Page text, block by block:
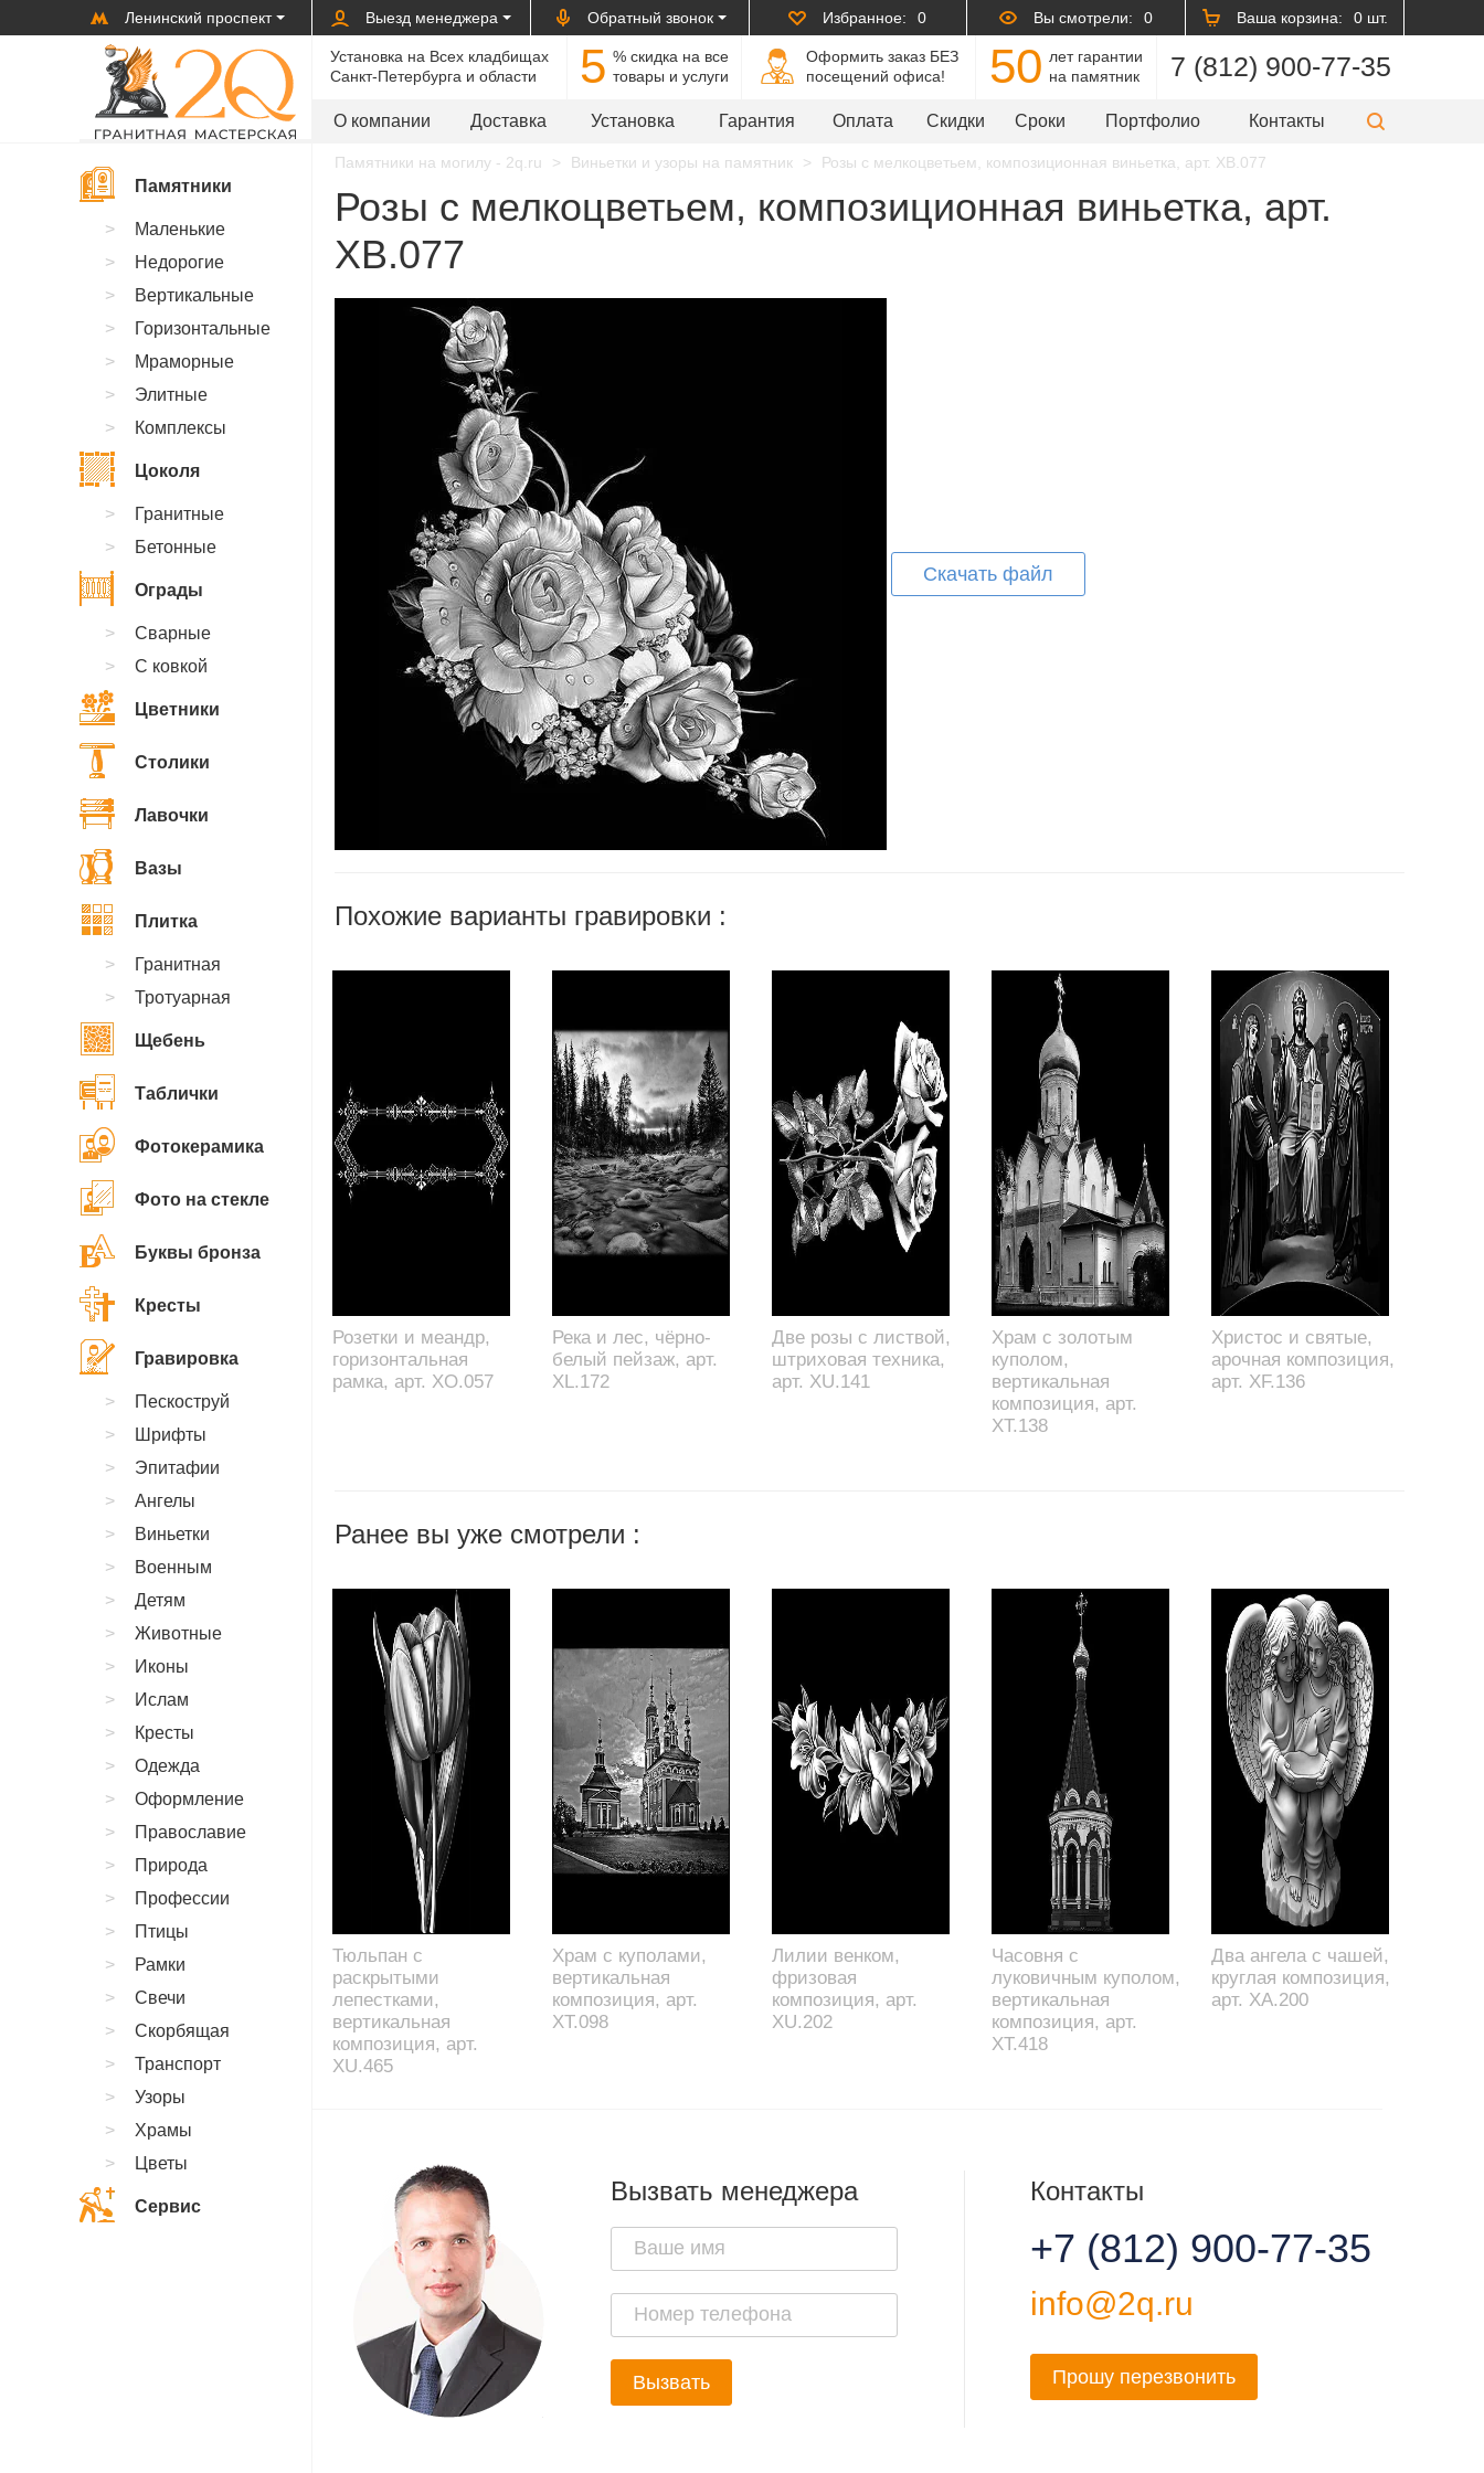
Ленинский проспект Выезд менеджера Обратный звонок Избранное: 0 Вы смотрели: 0 Ваша корзина: 0 шт.
Установка на Всех кладбищах
Санкт-Петербурга и области
5 % cкидка на все
товары и услуги
Оформить заказ БЕЗ
посещений офиса!
50 лет гарантии
на памятник
7 (812) 900-77-35
О компании Доставка Установка Гарантия Оплата Скидки Сроки Портфолио Контакты
Памятники на могилу - 2q.ru Виньетки и узоры на памятник Розы с мелкоцветьем, композиционная виньетка, арт. XB.077
Розы с мелкоцветьем, композиционная виньетка, арт.
XB.077
Скачать файл
Похожие варианты гравировки :
Розетки и меандр,
горизонтальная
рамка, арт. XO.057
Река и лес, чёрно-
белый пейзаж, арт.
XL.172
Две розы с листвой,
штриховая техника,
арт. XU.141
Храм с золотым
куполом,
вертикальная
композиция, арт.
XT.138
Христос и святые,
арочная композиция,
арт. XF.136
Ранее вы уже смотрели :
Тюльпан с
раскрытыми
лепестками,
вертикальная
композиция, арт.
XU.465
Храм с куполами,
вертикальная
композиция, арт.
XT.098
Лилии венком,
фризовая
композиция, арт.
XU.202
Часовня с
луковичным куполом,
вертикальная
композиция, арт.
XT.418
Два ангела с чашей,
круглая композиция,
арт. XA.200
Памятники
Маленькие
Недорогие
Вертикальные
Горизонтальные
Мраморные
Элитные
Комплексы
Цоколя
Гранитные
Бетонные
Ограды
Сварные
С ковкой
Цветники
Столики
Лавочки
Вазы
Плитка
Гранитная
Тротуарная
Щебень
Таблички
Фотокерамика
Фото на стекле
Буквы бронза
Кресты
Гравировка
Пескоструй
Шрифты
Эпитафии
Ангелы
Виньетки
Военным
Детям
Животные
Иконы
Ислам
Кресты
Одежда
Оформление
Православие
Природа
Профессии
Птицы
Рамки
Свечи
Скорбящая
Транспорт
Узоры
Храмы
Цветы
Сервис
Вызвать менеджера
Вызвать
Контакты
+7 (812) 900-77-35
info@2q.ru
Прошу перезвонить